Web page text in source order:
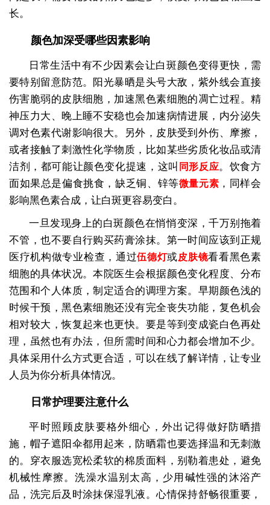
长。
颜色加深受哪些因素影响
日常生活中有不少因素会让白斑颜色变得更快，需
要特别留意防范。阳光暴晒是头号大敌，紫外线会直接
伤害脆弱的皮肤细胞，加速黑色素细胞的凋亡过程。精
神压力大、晚上睡不安稳也会加速病情进展，内分泌失
调对色素代谢影响很大。另外，皮肤受到外伤、摩擦，
或者接触了刺激性化学物质，比如某些劣质化妆品或清
洁剂，都可能让颜色变化提速，这叫 同形反应。饮食方
面如果总是偏食挑食，缺乏铜、锌等微量元素 ，同样会
影响黑色素合成，让白斑更容易变白。
一旦发现身上的白斑颜色在悄悄变深，千万别拖着
不管，也不要自行购买药膏涂抹。第一时间应该到正规
医疗机构做专业检查，通过伍德灯或皮肤镜看看黑色素
细胞的具体状况。本院医生会根据颜色变化程度、分布
范围和个人体质，制定适合的调理方案。早期颜色浅的
时候干预，黑色素细胞还没有完全丧失功能，复色机会
相对较大，恢复起来也更快。要是等到变成瓷白色再处
理，虽然也有办法，但所需时间和心力都会增加不少。
具体采用什么方式更合适，可以在线了解详情，让专业
人员为你分析具体情况。
日常护理要注意什么
平时照顾皮肤要格外细心，外出记得做好防晒措
施，帽子遮阳伞都用起来，防晒霜也要选择温和无刺激
的。穿衣服选宽松柔软的棉质面料，别勒着患处，避免
机械性摩擦。洗澡水温别太高，少用碱性强的沐浴产
品，洗完后及时涂抹保湿乳液。心情保持舒畅很重要，